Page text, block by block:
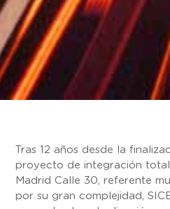
Tras 12 años desde la
proyecto de integración
Madrid Calle 30, referente
por su gran complejidad,